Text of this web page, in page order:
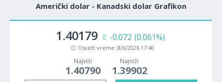
Američki dolar - Kanadski dolar Grafikon
1.40179 -0.072 (0.061%)
Osveži vreme: 8/6/2026 17:40
Najviši
1.40790
Najniži
1.39902